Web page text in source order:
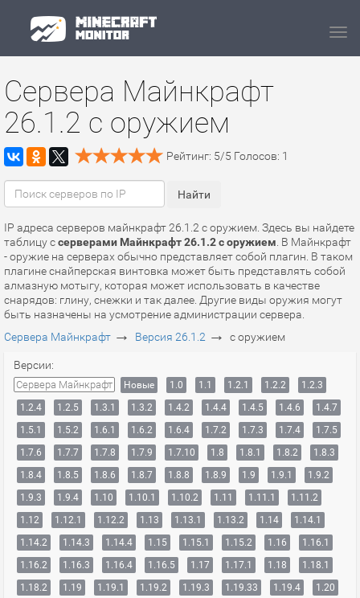
Сервера Майнкрафт
26.1.2 с оружием
Рейтинг: 5/5 Голосов: 1
IP адреса серверов майнкрафт 26.1.2 с оружием. Здесь вы найдете
таблицу ссерверами Майнкрафт 26.1.2 с оружием . В Майнкрафт
- оружие на серверах обычно представляет собой плагин. В таком
плагине снайперская винтовка может быть представлять собой
алмазную мотыгу, которая может использовать в качестве
снарядов: глину, снежки и так далее. Другие виды оружия могут
быть назначены на усмотрение администрации сервера.
Сервера Майнкрафт → Версия 26.1.2 → с оружием
Версии:
Сервера Майнкрафт Новые 1.0 1.1 1.2.1 1.2.2
1.2.3
1.2.4
1.2.5 1.3.1 1.3.2 1.4.2 1.4.4 1.4.5 1.4.6
1.4.7
1.5.1
1.5.2 1.6.1 1.6.2 1.6.4 1.7.2 1.7.3 1.7.4
1.7.5
1.7.6
1.7.7 1.7.8 1.7.9 1.7.10 1.8 1.8.1 1.8.2
1.8.3
1.8.4
1.8.5 1.8.6 1.8.7 1.8.8 1.8.9 1.9 1.9.1
1.9.2
1.9.3
1.9.4 1.10 1.10.1 1.10.2 1.11 1.11.1
1.11.2
1.12
1.12.1 1.12.2 1.13 1.13.1 1.13.2 1.14
1.14.1
1.14.2
1.14.3 1.14.4 1.15 1.15.1 1.15.2 1.16
1.16.1
1.16.2
1.16.3 1.16.4 1.16.5 1.17 1.17.1 1.18
1.18.1
1.18.2
1.19 1.19.1 1.19.2 1.19.3 1.19.33 1.19.4
1.20